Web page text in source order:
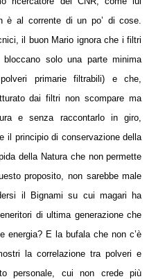
è al corrente di un po’ di cose.
il buon Mario ignora che i filtri
bloccano solo una parte minima
primarie filtrabili) e che,
dai filtri non scompare ma
e senza raccontarlo in giro,
il principio di conservazione della
della Natura che non permette
proposito, non sarebbe male
il Bignami su cui magari ha
di ultima generazione che
energia? E la bufala che non c’è
la correlazione tra polveri e
personale, cui non crede più